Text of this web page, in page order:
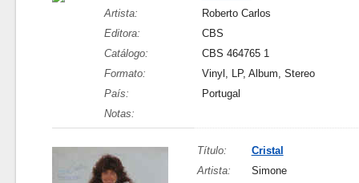
Artista:
Roberto Carlos
Editora:
CBS
Catálogo:
CBS 464765 1
Formato:
Vinyl, LP, Album, Stereo
País:
Portugal
Notas:
Título:
Cristal
Artista:
Simone